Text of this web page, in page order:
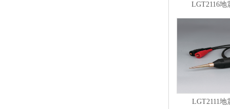
LGT2116地
LGT2111地